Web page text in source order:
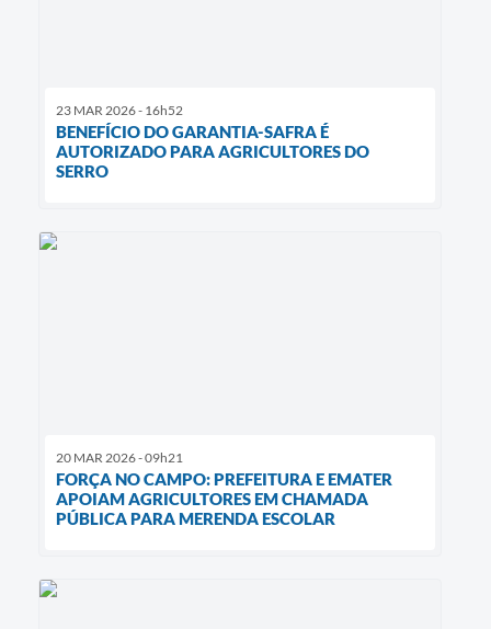
23 MAR 2026 - 16h52
BENEFÍCIO DO GARANTIA-SAFRA É
AUTORIZADO PARA AGRICULTORES DO
SERRO
20 MAR 2026 - 09h21
FORÇA NO CAMPO: PREFEITURA E EMATER
APOIAM AGRICULTORES EM CHAMADA
PÚBLICA PARA MERENDA ESCOLAR